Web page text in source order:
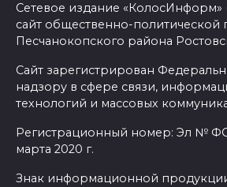
Сетевое издание
сайт общественно-политической
Песчанокопского района
Сайт зарегистрирован
надзору в сфере связи,
технологий и массовых
Регистрационный номер: Эл №
марта 2020 г.
Знак информационной продукции